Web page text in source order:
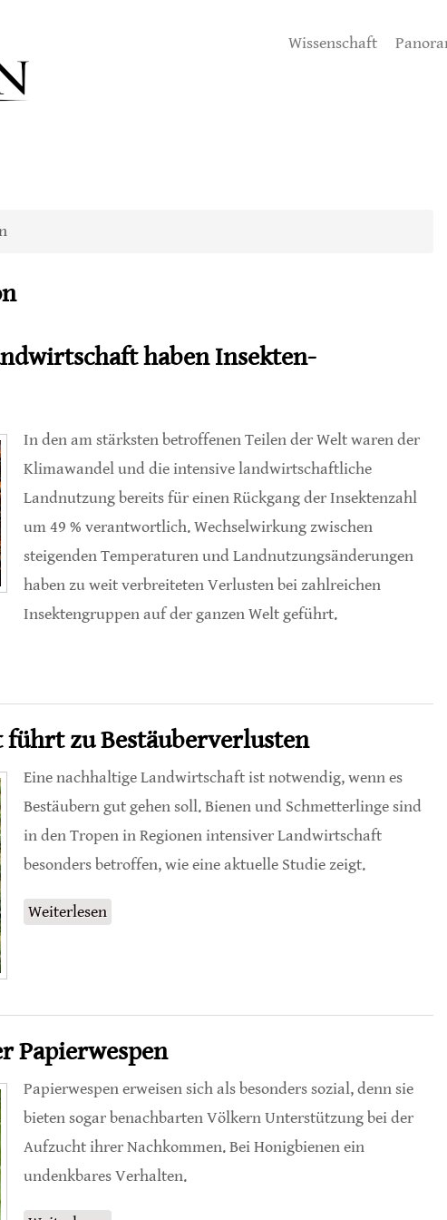
Wissenschaft
haben Insekten-
In den am stärksten betroffenen Teilen der Welt waren der
Klimawandel und die intensive landwirtschaftliche
Landnutzung bereits für einen Rückgang der Insektenzahl
um 49 % verantwortlich. Wechselwirkung zwischen
steigenden Temperaturen und Landnutzungsänderungen
haben zu weit verbreiteten Verlusten bei zahlreichen
Insektengruppen auf der ganzen Welt geführt.
zu Bestäuberverlusten
Eine nachhaltige Landwirtschaft ist notwendig, wenn es
Bestäubern gut gehen soll. Bienen und Schmetterlinge sind
in den Tropen in Regionen intensiver Landwirtschaft
besonders betroffen, wie eine aktuelle Studie zeigt.
Weiterlesen
Papierwespen
Papierwespen erweisen sich als besonders sozial, denn sie
bieten sogar benachbarten Völkern Unterstützung bei der
Aufzucht ihrer Nachkommen. Bei Honigbienen ein
undenkbares Verhalten.